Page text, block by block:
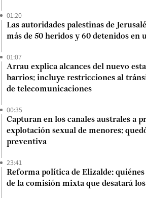
01:20
Las autoridades palestinas de
más de 50 heridos y 60 detenidos en
01:07
Arrau explica alcances del nuevo
barrios: incluye restricciones al
de telecomunicaciones
00:35
Capturan en los canales australes a
explotación sexual de menores:
preventiva
23:41
Reforma política de Elizalde:
de la comisión mixta que desatará